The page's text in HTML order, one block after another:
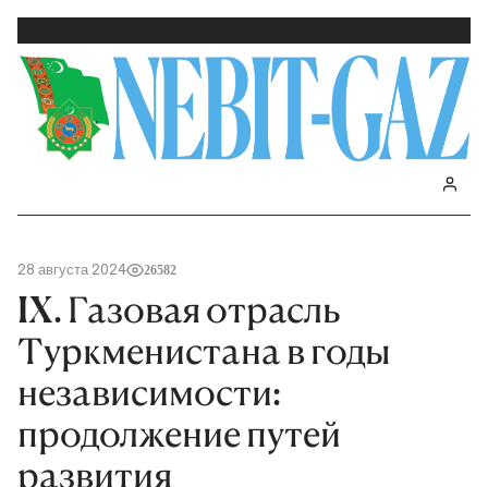
28 августа 2024 26582
IX. Газовая отрасль
Туркменистана в годы
независимости:
продолжение путей
развития